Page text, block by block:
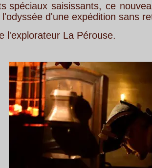
ce nouveau spectacle
expédition sans retour...
Pérouse.